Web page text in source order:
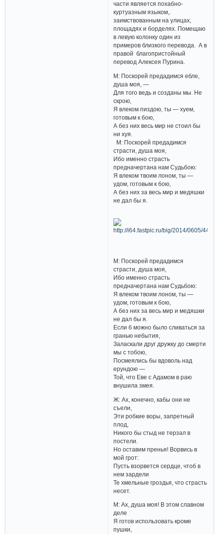
части является похабно-
куртуазным языком,.
заимствованным на улицах,
площадях и борделях. Помещаю
в левую колонку один из
примеров близкого перевода. А в
правой благопристойный
перевод Алексея Пурина.
М: Поскорей предадимся ебле,
душа моя, —
Для того ведь и созданы мы. Не
скрою,
Я влеком пиздою, ты — хуем,
готовым к бою,
А без них весь мир не стоил бы
ни хуя.
М: Поскорей предадимся
страсти, душа моя,
Ибо именно страсть
предначертана нам Судьбою:
Я влеком твоим лоном, ты —
удом, готовым к бою,
А без них за весь мир и медяшки
не дал бы я.
М: Поскорей предадимся
страсти, душа моя,
Ибо именно страсть
предначертана нам Судьбою:
Я влеком твоим лоном, ты —
удом, готовым к бою,
А без них за весь мир и медяшки
не дал бы я.
Если б можно было сливаться за
гранью небытия,
Заласкали друг дружку до смерти
мы с тобою,
Посмеялись бы вдоволь над
ерундою —
Той, что Еве с Адамом в раю
внушила змея.
Ж: Ах, конечно, кабы они не
съели,
Эти робкие воры, запретный
плод,
Никого бы стыд не терзал в
постели.
Но оставим пренья! Ворвись в
мой грот:
Пусть взорвется сердце, чтоб в
нем зардели
Те хмельные гроздья, что страсть
несет.
М: Ах, душа моя! В этом славном
деле
Я готов использовать кроме
пушки,